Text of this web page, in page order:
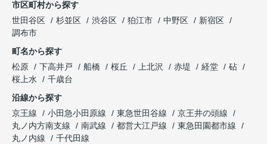
市区町村から探す
世田谷区
杉並区 渋谷区 狛江市 中野区
新宿区
調布市
町名から探す
松原
下高井戸 船橋 桜丘 上北沢 赤堤 経堂
砧
桜上水
千歳台
沿線から探す
京王線
小田急小田原線 東急世田谷線
京王井の頭線
丸ノ内方南支線
南武線 都営大江戸線
東急田園都市線
丸ノ内線
千代田線